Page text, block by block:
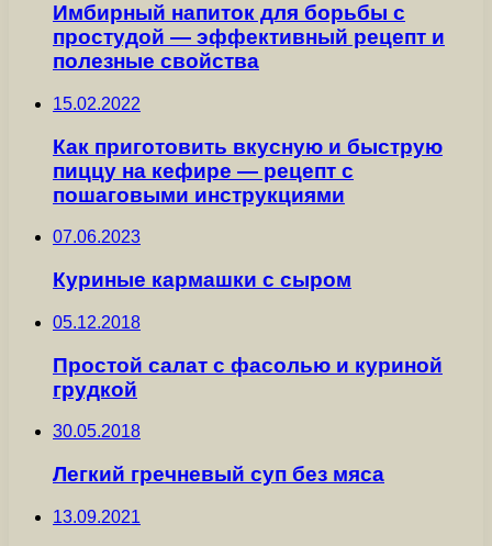
Имбирный напиток для борьбы с
простудой — эффективный рецепт и
полезные свойства
15.02.2022
Как приготовить вкусную и быструю
пиццу на кефире — рецепт с
пошаговыми инструкциями
07.06.2023
Куриные кармашки с сыром
05.12.2018
Простой салат с фасолью и куриной
грудкой
30.05.2018
Легкий гречневый суп без мяса
13.09.2021